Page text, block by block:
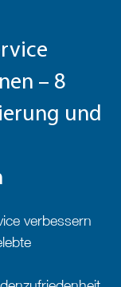
– 8
und
verbessern